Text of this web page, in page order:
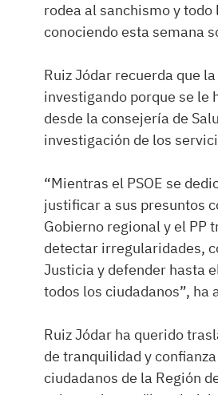
rodea al sanchismo y todo
conociendo esta semana
Ruiz Jódar recuerda que
investigando porque se le
desde la consejería de
investigación de los
“Mientras el PSOE se
justificar a sus presuntos
Gobierno regional y el PP
detectar irregularidades,
Justicia y defender hasta
todos los ciudadanos”, ha
Ruiz Jódar ha querido
de tranquilidad y
ciudadanos de la Región